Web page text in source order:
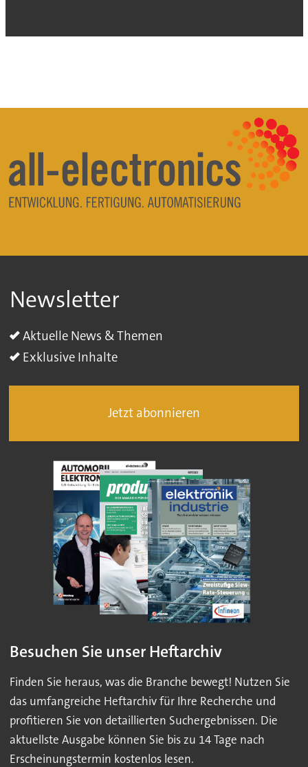
Newsletter
Aktuelle News & Themen
Exklusive Inhalte
Jetzt abonnieren
Besuchen Sie unser Heftarchiv
Finden Sie heraus, was die Branche bewegt! Nutzen Sie
das umfangreiche Heftarchiv für Ihre Recherche und
profitieren Sie von detaillierten Suchergebnissen. Die
aktuellste Ausgabe können Sie bis zu 14 Tage nach
Erscheinungstermin kostenlos lesen.